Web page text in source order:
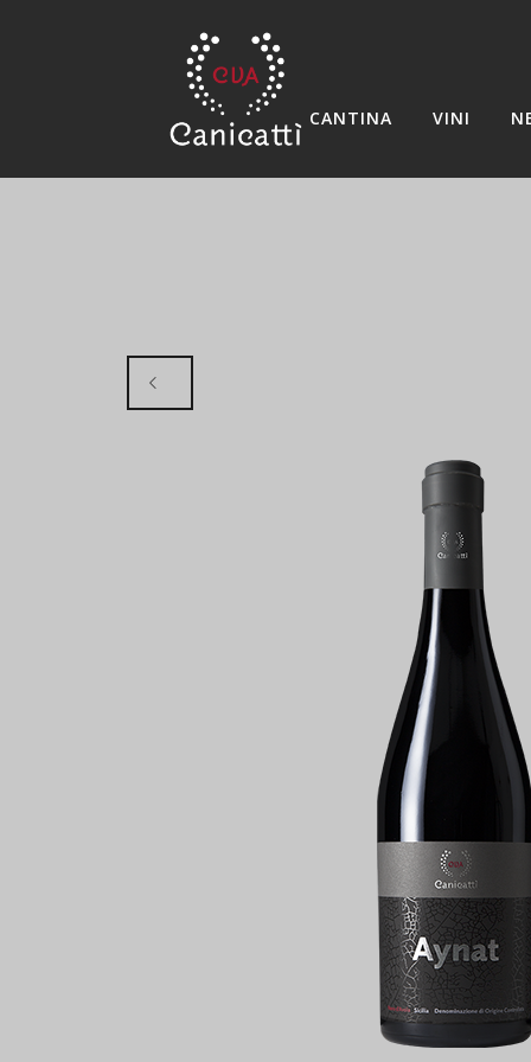
CANTINA VINI